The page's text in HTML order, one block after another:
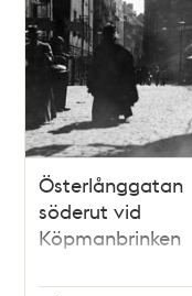
Österlånggatan
söderut vid
Köpmanbrinken